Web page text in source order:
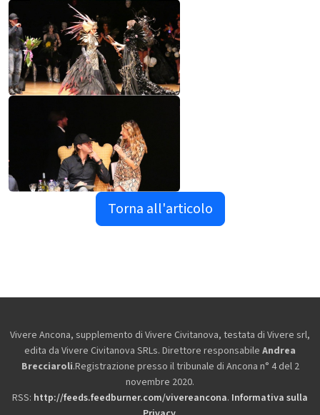
Torna all'articolo
Vivere Ancona, supplemento di Vivere Civitanova, testata di Vivere srl,
edita da Vivere Civitanova SRLs. Direttore responsabile Andrea
Brecciaroli.Registrazione presso il tribunale di Ancona n° 4 del 2
novembre 2020.
RSS: http://feeds.feedburner.com/vivereancona. Informativa sulla